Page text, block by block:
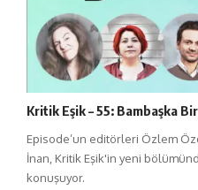
Kritik Eşik – 55: Bambaşka
Episode’un editörleri Özlem
İnan, Kritik Eşik'in yeni
konuşuyor.